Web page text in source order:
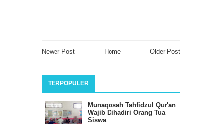
Newer Post Older Post
Home
TERPOPULER
Munaqosah Tahfidzul Qur'an
Wajib Dihadiri Orang Tua
Siswa